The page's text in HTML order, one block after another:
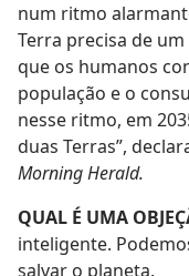
num ritmo
Terra precisa de
que os humanos
população e o
nesse ritmo, em
duas Terras”,
Morning Herald.
QUAL É UMA
inteligente.
salvar o planeta.